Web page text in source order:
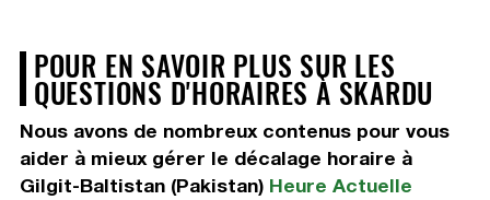
POUR EN SAVOIR PLUS SUR LES
QUESTIONS D'HORAIRES À SKARDU
Nous avons de nombreux contenus pour vous
aider à mieux gérer le décalage horaire à
Gilgit-Baltistan (Pakistan) Heure Actuelle